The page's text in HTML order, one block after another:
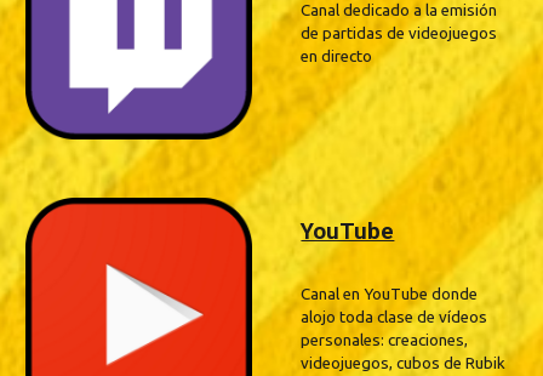
Canal dedicado a la emisión
de partidas de videojuegos
en directo
YouTube
Canal en YouTube donde
alojo toda clase de vídeos
personales: creaciones,
videojuegos, cubos de Rubik